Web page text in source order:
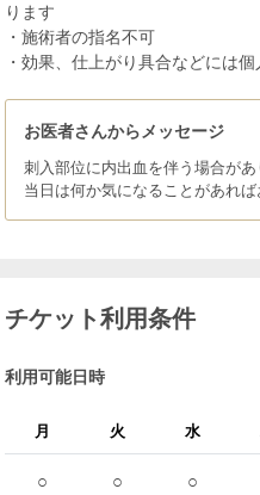
ります
・施術者の指名不可
・効果、仕上がり具合などには
お医者さんからメッセージ
刺入部位に内出血を伴う場合が
当日は何か気になることがあれば
チケット利用条件
利用可能日時
月 火 水
○ ○ ○